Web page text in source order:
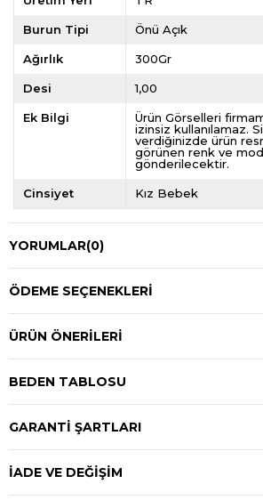
Burun Tipi Önü Açık
Ağırlık 300Gr
Desi 1,00
Ek Bilgi
Ürün Görselleri
izinsiz kullanılamaz.
verdiğinizde ürün
görünen renk ve
gönderilecektir.
Cinsiyet Kız Bebek
YORUMLAR(0)
ÖDEME SEÇENEKLERI
ÜRÜN ÖNERILERI
BEDEN TABLOSU
GARANTİ ŞARTLARI
İADE VE DEĞİŞİM